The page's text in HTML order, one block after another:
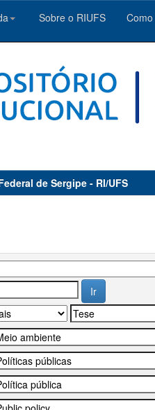
Sobre o RIUFS
de Sergipe - RI/UFS